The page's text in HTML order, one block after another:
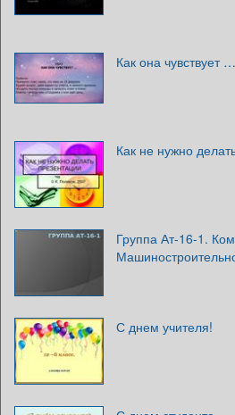
Как она чувствует
Как не нужно
Группа Ат-16-1.
С днем учителя!